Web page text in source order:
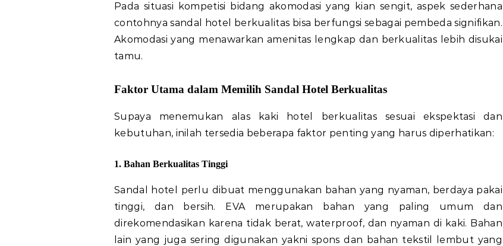
Pada situasi kompetisi bidang akomodasi yang kian sengit, aspek sederhana
contohnya sandal hotel berkualitas bisa berfungsi sebagai pembeda signifikan.
Akomodasi yang menawarkan amenitas lengkap dan berkualitas lebih disukai
tamu.
Faktor Utama dalam Memilih Sandal Hotel Berkualitas
Supaya menemukan alas kaki hotel berkualitas sesuai ekspektasi dan
kebutuhan, inilah tersedia beberapa faktor penting yang harus diperhatikan:
1. Bahan Berkualitas Tinggi
Sandal hotel perlu dibuat menggunakan bahan yang nyaman, berdaya pakai
tinggi, dan bersih. EVA merupakan bahan yang paling umum dan
direkomendasikan karena tidak berat, waterproof, dan nyaman di kaki. Bahan
lain yang juga sering digunakan yakni spons dan bahan tekstil lembut yang